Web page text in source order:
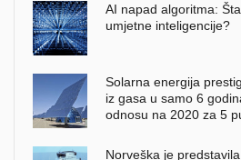
AI napad algoritma:
umjetne inteligencije?
Solarna energija
iz gasa u samo 6
odnosu na 2020 za 5
Norveška je